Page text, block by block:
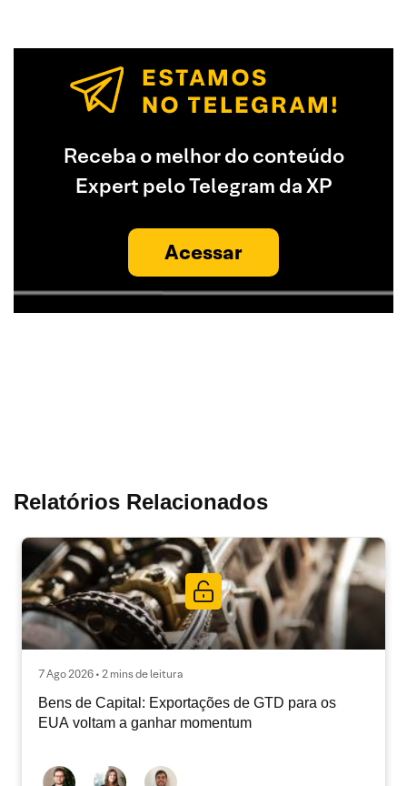
Receba o melhor do conteúdo
Expert pelo Telegram da XP
Acessar
Relatórios Relacionados
7 Ago 2026 • 2 mins de leitura
Bens de Capital: Exportações de GTD para os
EUA voltam a ganhar momentum